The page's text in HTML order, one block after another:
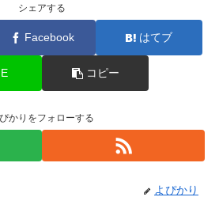
シェアする
Facebook はてブ
コピー
かりをフォローする
よぴかり